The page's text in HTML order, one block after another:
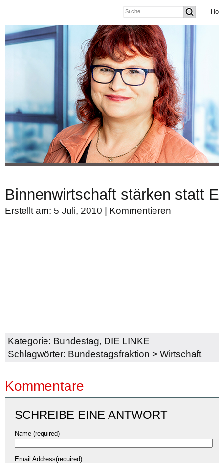
Binnenwirtschaft stärken statt
Erstellt am: 5 Juli, 2010 | Kommentieren
Kategorie: Bundestag, DIE LINKE
Schlagwörter: Bundestagsfraktion > Wirtschaft
Kommentare
SCHREIBE EINE ANTWORT
Name (required)
Email Address(required)